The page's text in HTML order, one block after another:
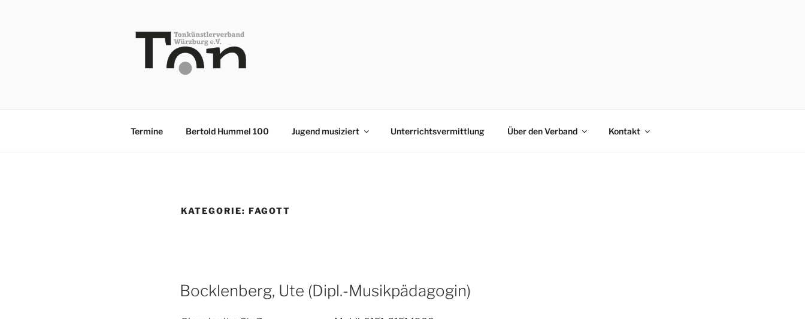
Termine Bertold Hummel 100 Jugend musiziert Unterrichtsvermittlung Über den Verband Kontakt
KATEGORIE: FAGOTT
Bocklenberg, Ute (Dipl.-Musikpädagogin)